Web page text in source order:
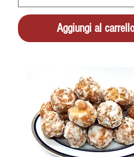
Aggiungi al carrello